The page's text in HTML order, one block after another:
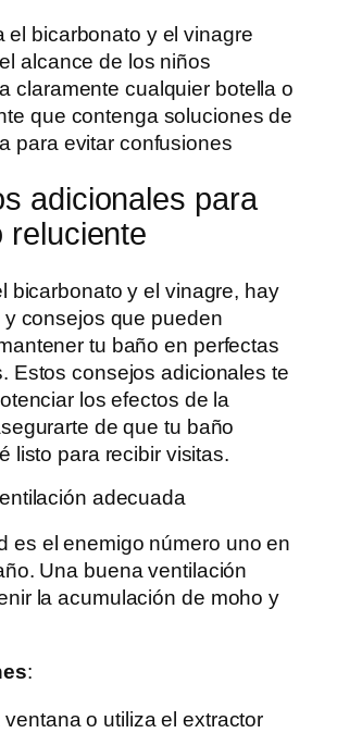
el bicarbonato y el vinagre
alcance de los niños
claramente cualquier botella o
que contenga soluciones de
para evitar confusiones
adicionales para
reluciente
bicarbonato y el vinagre, hay
y consejos que pueden
tu baño en perfectas
Estos consejos adicionales te
los efectos de la
de que tu baño
listo para recibir visitas.
adecuada
es el enemigo número uno en
Una buena ventilación
la acumulación de moho y
:
ventana o utiliza el extractor